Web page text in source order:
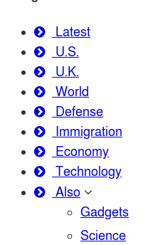
Latest
U.S.
U.K.
World
Defense
Immigration
Economy
Technology
Also
Gadgets
Science